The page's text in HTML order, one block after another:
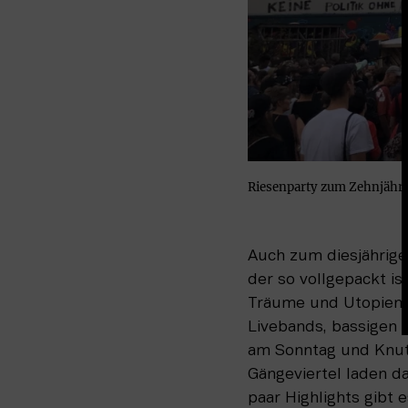
Riesenparty zum
Auch zum
der so vollgepackt
Träume und
Livebands, bassigen
am Sonntag und
Gängeviertel laden
paar Highlights gibt